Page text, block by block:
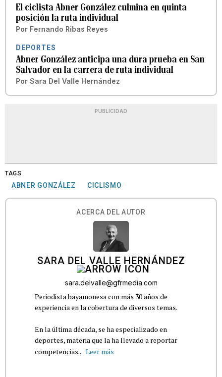
El ciclista Abner González culmina en quinta
posición la ruta individual
Por Fernando Ribas Reyes
DEPORTES
Abner González anticipa una dura prueba en San
Salvador en la carrera de ruta individual
Por Sara Del Valle Hernández
PUBLICIDAD
TAGS
ABNER GONZÁLEZ CICLISMO
ACERCA DEL AUTOR
SARA DEL VALLE HERNÁNDEZ
sara.delvalle@gfrmedia.com
Periodista bayamonesa con más 30 años de
experiencia en la cobertura de diversos temas.
En la última década, se ha especializado en
deportes, materia que la ha llevado a reportar
competencias... Leer más